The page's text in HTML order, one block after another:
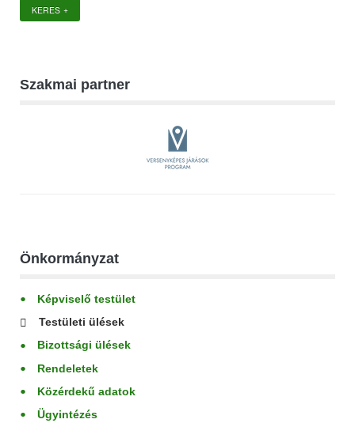
weboldalon
KERES
Szakmai partner
Önkormányzat
Képviselő testület
Testületi ülések
Bizottsági ülések
Rendeletek
Közérdekű adatok
Ügyintézés